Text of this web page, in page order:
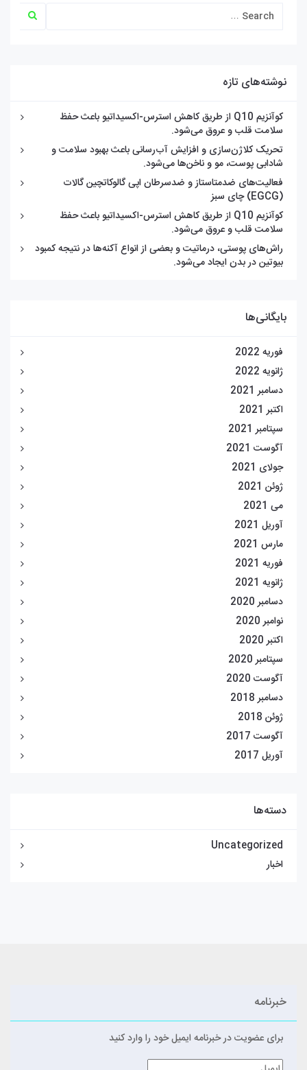
نوشته‌های تازه
کوآنزیم Q10 از طریق کاهش استرس-اکسیداتیو باعث حفظ
سلامت قلب و عروق می‌شود.
تحریک کلاژن‌سازی و افزایش آب‌رسانی باعث بهبود سلامت و
شادابی پوست، مو و ناخن‌ها می‌شود.
فعالیت‌های ضدمتاستاز و ضدسرطان اپی گالوکاتچین گالات
(EGCG) چای سبز
کوآنزیم Q10 از طریق کاهش استرس-اکسیداتیو باعث حفظ
سلامت قلب و عروق می‌شود.
راش‌های پوستی، درماتیت و بعضی از انواع آکنه‌ها در نتیجه کمبود
بیوتین در بدن ایجاد می‌شود.
بایگانی‌ها
فوریه 2022
ژانویه 2022
دسامبر 2021
اکتبر 2021
سپتامبر 2021
آگوست 2021
جولای 2021
ژوئن 2021
می 2021
آوریل 2021
مارس 2021
فوریه 2021
ژانویه 2021
دسامبر 2020
نوامبر 2020
اکتبر 2020
سپتامبر 2020
آگوست 2020
دسامبر 2018
ژوئن 2018
آگوست 2017
آوریل 2017
دسته‌ها
Uncategorized
اخبار
خبرنامه
برای عضویت در خبرنامه ایمیل خود را وارد کنید